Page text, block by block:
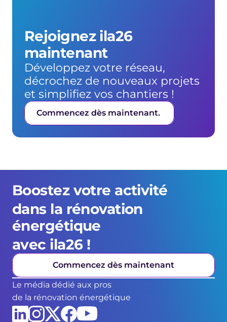
Rejoignez ila26
maintenant
Développez votre réseau,
décrochez de nouveaux projets
et simplifiez vos chantiers !
Commencez dès maintenant.
Boostez votre activité
dans la rénovation
énergétique
avec ila26 !
Commencez dès maintenant
Le média dédié aux pros
de la rénovation énergétique